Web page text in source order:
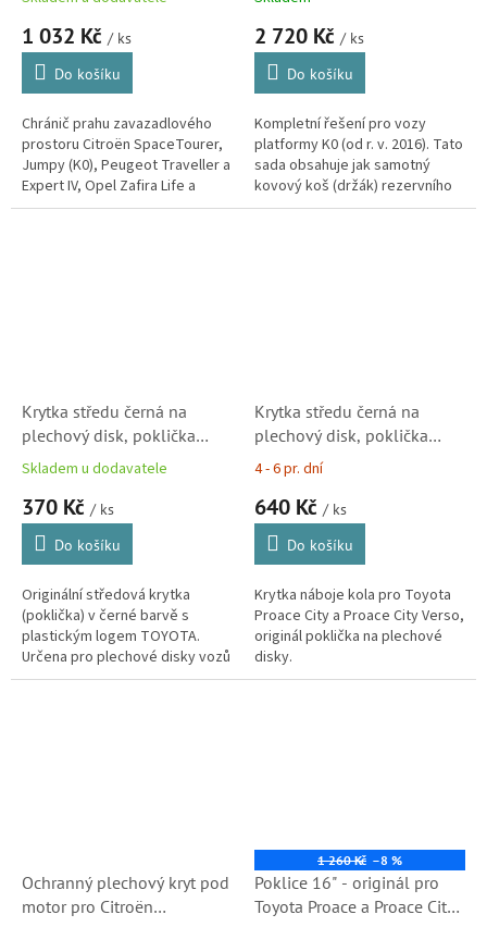
Life, Toyota ProAce
(1614304980)
1 032 Kč / ks
Do košíku
Chránič prahu zavazadlového
prostoru Citroën SpaceTourer,
Jumpy (K0), Peugeot Traveller a
Expert IV, Opel Zafira Life a
Toyota ProAce.
Peugeot Expert / Opel Zafira
Life (1677686780)
2 720 Kč / ks
Do košíku
Kompletní řešení pro vozy
platformy K0 (od r. v. 2016). Tato
sada obsahuje jak samotný
kovový koš (držák) rezervního
kola pod auto, tak kompletní
Krytka středu černá na
plechový disk, poklička
originál TOYOTA Proace a
Skladem u dodavatele
370 Kč / ks
Do košíku
Originální středová krytka
(poklička) v černé barvě s
plastickým logem TOYOTA.
Určena pro plechové disky vozů
Toyota Proace, Proace Verso a
Krytka středu černá na
plechový disk, poklička
originál Toyota Proace City
4 - 6 pr. dní
640 Kč / ks
Do košíku
Krytka náboje kola pro Toyota
Proace City a Proace City Verso,
originál poklička na plechové
disky.
Ochranný plechový kryt pod
motor pro Citroën
1 260 Kč –8 %
Poklice 16" - originál pro
Toyota Proace a Proace City